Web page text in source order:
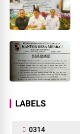
LABELS
0314